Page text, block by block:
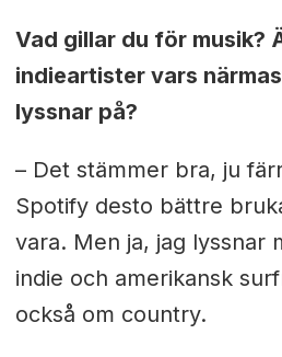
Vad gillar du för musik?
indieartister vars
lyssnar på?
– Det stämmer bra, ju
Spotify desto bättre
vara. Men ja, jag lyssnar
indie och amerikansk
också om country.